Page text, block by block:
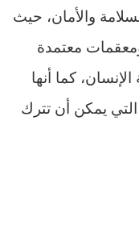
والأمان، حيث
معتمدة
كما أنها
التي يمكن أن تترك